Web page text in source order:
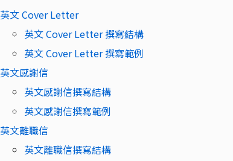
英文 Cover Letter
英文 Cover Letter 撰寫結構
英文 Cover Letter 撰寫範例
英文感謝信
英文感謝信撰寫結構
英文感謝信撰寫範例
英文離職信
英文離職信撰寫結構